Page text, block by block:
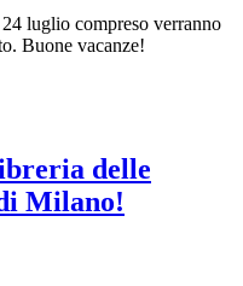
luglio compreso verranno
Buone vacanze!
delle
Milano!